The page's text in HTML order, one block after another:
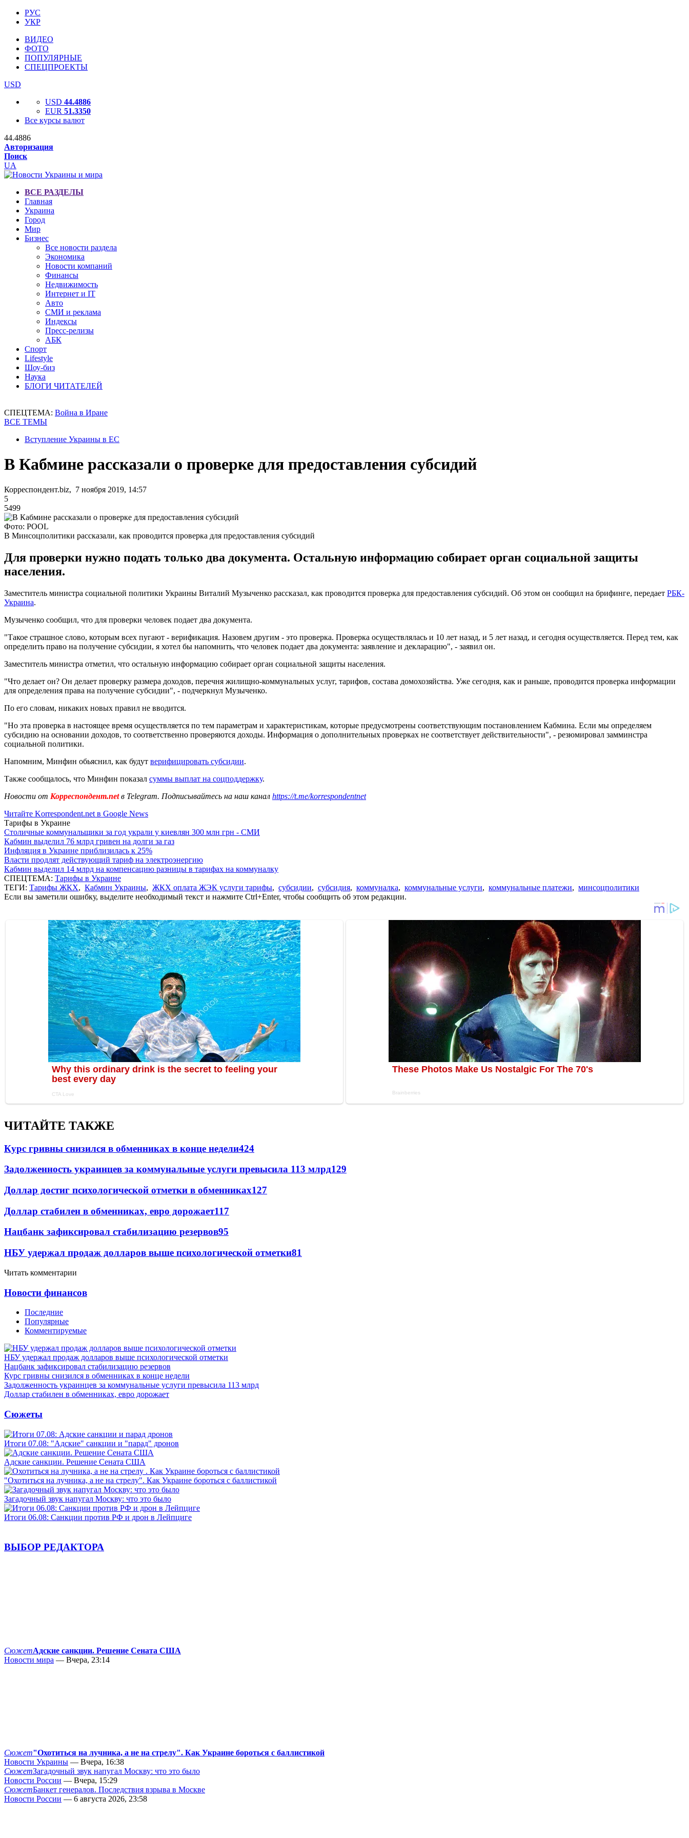
РУС
УКР
ВИДЕО
ФОТО
ПОПУЛЯРНЫЕ
СПЕЦПРОЕКТЫ
USD
USD 44.4886
EUR 51.3350
Все курсы валют
44.4886
Авторизация
Поиск
UA
ВСЕ РАЗДЕЛЫ
Главная
Украина
Город
Мир
Бизнес
Все новости раздела
Экономика
Новости компаний
Финансы
Недвижимость
Интернет и IT
Авто
СМИ и реклама
Индексы
Пресс-релизы
АБК
Спорт
Lifestyle
Шоу-биз
Наука
БЛОГИ ЧИТАТЕЛЕЙ
СПЕЦТЕМА: Война в Иране
ВСЕ ТЕМЫ
Вступление Украины в ЕС
В Кабмине рассказали о проверке для предоставления субсидий
Корреспондент.biz, 7 ноября 2019, 14:57
5
5499
Фото: POOL
В Минсоцполитики рассказали, как проводится проверка для предоставления субсидий
Для проверки нужно подать только два документа. Остальную информацию собирает орган социальной защиты
населения.
Заместитель министра социальной политики Украины Виталий Музыченко рассказал, как проводится проверка для предоставления субсидий. Об этом он сообщил на брифинге, передает РБК-
Украина.
Музыченко сообщил, что для проверки человек подает два документа.
"Такое страшное слово, которым всех пугают - верификация. Назовем другим - это проверка. Проверка осуществлялась и 10 лет назад, и 5 лет назад, и сегодня осуществляется. Перед тем, как
определить право на получение субсидии, я хотел бы напомнить, что человек подает два документа: заявление и декларацию", - заявил он.
Заместитель министра отметил, что остальную информацию собирает орган социальной защиты населения.
"Что делает он? Он делает проверку размера доходов, перечня жилищно-коммунальных услуг, тарифов, состава домохозяйства. Уже сегодня, как и раньше, проводится проверка информации
для определения права на получение субсидии", - подчеркнул Музыченко.
По его словам, никаких новых правил не вводится.
"Но эта проверка в настоящее время осуществляется по тем параметрам и характеристикам, которые предусмотрены соответствующим постановлением Кабмина. Если мы определяем
субсидию на основании доходов, то соответственно проверяются доходы. Информация о дополнительных проверках не соответствует действительности", - резюмировал замминстра
социальной политики.
Напомним, Минфин обьяснил, как будут верифицировать субсидии.
Также сообщалось, что Минфин показал суммы выплат на соцподдержку.
Новости от Корреспондент.netв Telegram. Подписывайтесь на наш канал https://t.me/korrespondentnet
Читайте Korrespondent.net в Google News
Тарифы в Украине
Столичные коммунальщики за год украли у киевлян 300 млн грн - СМИ
Кабмин выделил 76 млрд гривен на долги за газ
Инфляция в Украине приблизилась к 25%
Власти продлят действующий тариф на электроэнергию
Кабмин выделил 14 млрд на компенсацию разницы в тарифах на коммуналку
СПЕЦТЕМА: Тарифы в Украине
ТЕГИ: Тарифы ЖКХ, Кабмин Украины, ЖКХ оплата ЖЭК услуги тарифы, субсидии, субсидия, коммуналка, коммунальные услуги, коммунальные платежи, минсоцполитики
Если вы заметили ошибку, выделите необходимый текст и нажмите Ctrl+Enter, чтобы сообщить об этом редакции.
ЧИТАЙТЕ ТАКЖЕ
Курс гривны снизился в обменниках в конце недели424
Задолженность украинцев за коммунальные услуги превысила 113 млрд129
Доллар достиг психологической отметки в обменниках127
Доллар стабилен в обменниках, евро дорожает117
Нацбанк зафиксировал стабилизацию резервов95
НБУ удержал продаж долларов выше психологической отметки81
Читать комментарии
Новости финансов
Последние
Популярные
Комментируемые
НБУ удержал продаж долларов выше психологической отметки
Нацбанк зафиксировал стабилизацию резервов
Курс гривны снизился в обменниках в конце недели
Задолженность украинцев за коммунальные услуги превысила 113 млрд
Доллар стабилен в обменниках, евро дорожает
Сюжеты
Итоги 07.08: "Адские" санкции и "парад" дронов
Адские санкции. Решение Сената США
"Охотиться на лучника, а не на стрелу". Как Украине бороться с баллистикой
Загадочный звук напугал Москву: что это было
Итоги 06.08: Санкции против РФ и дрон в Лейпциге
ВЫБОР РЕДАКТОРА
СюжетАдские санкции. Решение Сената США
Новости мира — Вчера, 23:14
Сюжет"Охотиться на лучника, а не на стрелу". Как Украине бороться с баллистикой
Новости Украины — Вчера, 16:38
СюжетЗагадочный звук напугал Москву: что это было
Новости России — Вчера, 15:29
СюжетБанкет генералов. Последствия взрыва в Москве
Новости России — 6 августа 2026, 23:58